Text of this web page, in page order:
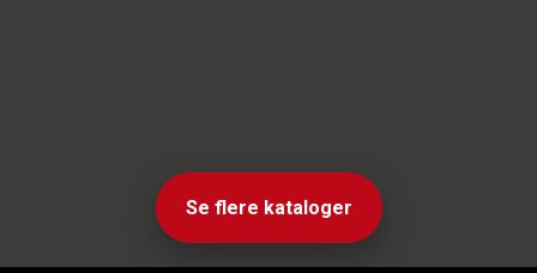
Se flere kataloger